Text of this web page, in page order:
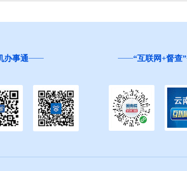
网+督查”
云南省营商环境投诉
平台